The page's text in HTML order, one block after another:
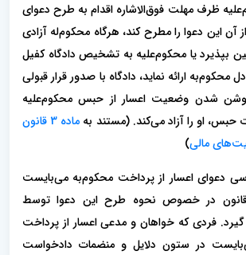
ظرف مهلت فوق‌الاشاره اقدام به طرح دعوای
آن این دعوا را مطرح کند، هرگاه محکوم‌له آزادی
بپذیرد یا محکوم‌علیه به تشخیص دادگاه کفیل
محکوم‌به ارائه نماید، دادگاه با صدور قرار قبولی
روشن شدن وضعیت اعسار از حبس محکوم‌علیه
او را آزاد می‌کند. (مستند به
ماده 3 قانون
مالی)
دعوای اعسار از پرداخت محکوم‌به می‌بایست
در خصوص نحوه طرح این دعوا توسط
فردی که خواهان و مدعی اعسار از پرداخت
در ستون دلایل و‌ منضمات دادخواست